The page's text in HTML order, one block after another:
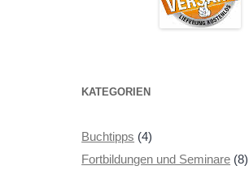
KATEGORIEN
Buchtipps (4)
Fortbildungen und Seminare (8)